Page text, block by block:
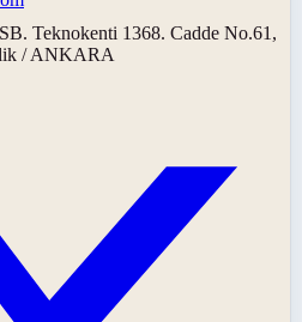
Teknokenti 1368. Cadde No.61,
/ ANKARA